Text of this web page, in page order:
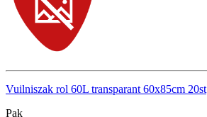
Vuilniszak rol 60L transparant 60x85cm 20st
Pak